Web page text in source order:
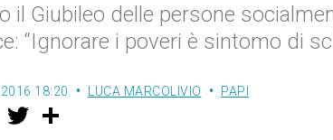
il Giubileo delle persone
“Ignorare i poveri è sintomo di
18:20 LUCA MARCOLIVIO PAPI
F
a w